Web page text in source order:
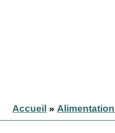
Accueil »